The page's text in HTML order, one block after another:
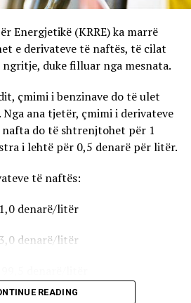
Energjetikë (KRRE) ka marrë
e derivateve të naftës, të cilat
ngritje, duke filluar nga mesnata.
çmimi i benzinave do të ulet
ana tjetër, çmimi i derivateve
do të shtrenjtohet për 1
i lehtë për 0,5 denarë për litër.
të naftës:
denarë/litër
denarë/litër
READING